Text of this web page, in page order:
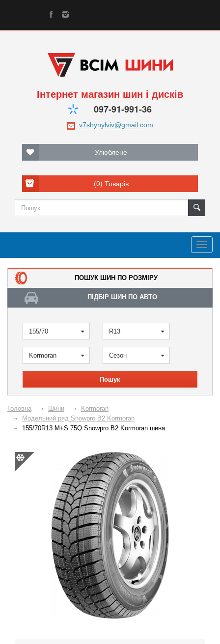
Інтернет магазин шин і дисків
097-91-991-36
Улюблене
(0) Товарів
ПОШУК ШИН ПО РОЗМІРУ
ПІДБІР ШИН ПО АВТО
155/70 R13
Kormoran Сезон
Пошук
Головна Шини
Kormoran
Модельний ряд Snowpro B2 Kormoran
155/70R13 M+S 75Q Snowpro B2 Kormoran шина